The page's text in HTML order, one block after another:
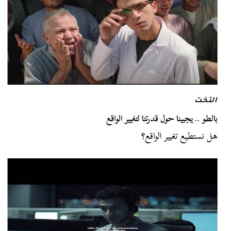
التخت
بالطو .. يجيبنا حول قدرتنا لتغيير الواقع
هل نستطيع تغيير الواقع؟